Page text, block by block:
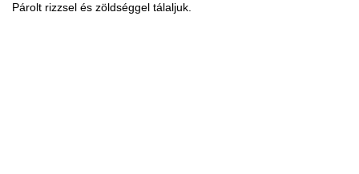
Párolt rizzsel és zöldséggel tálaljuk.